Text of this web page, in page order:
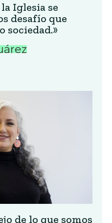
Iglesia se
desafío que
sociedad.»
de lo que somos